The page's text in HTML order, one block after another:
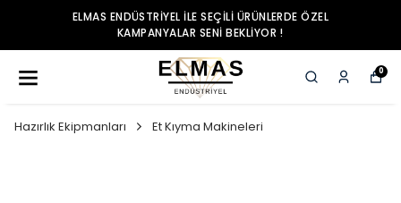
ELMAS ENDÜSTRIYEL ILE SEÇILI ÜRÜNLERDE ÖZEL
KAMPANYALAR SENI BEKLIYOR !
0
Hazırlık Ekipmanları Et Kıyma Makineleri